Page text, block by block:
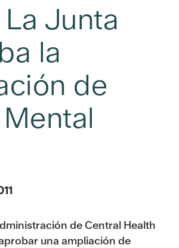
Junta
la
de
de Central Health
una ampliación de